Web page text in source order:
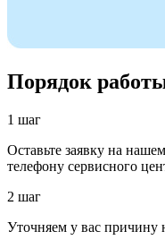
Порядок
1 шаг
Оставьте заявку на
телефону сервисного
2 шаг
Уточняем у вас причину